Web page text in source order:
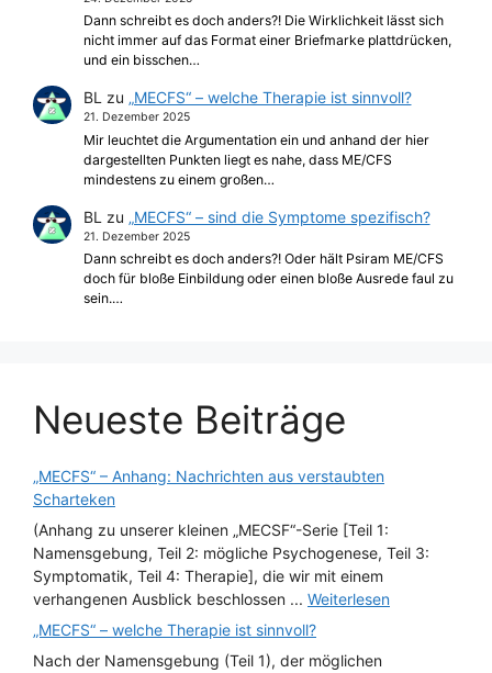
Dann schreibt es doch anders?! Die Wirklichkeit lässt sich
nicht immer auf das Format einer Briefmarke plattdrücken,
und ein bisschen…
BL zu „MECFS“ – welche Therapie ist sinnvoll?
21. Dezember 2025
Mir leuchtet die Argumentation ein und anhand der hier
dargestellten Punkten liegt es nahe, dass ME/CFS
mindestens zu einem großen…
BL zu „MECFS“ – sind die Symptome spezifisch?
21. Dezember 2025
Dann schreibt es doch anders?! Oder hält Psiram ME/CFS
doch für bloße Einbildung oder einen bloße Ausrede faul zu
sein.…
Neueste Beiträge
„MECFS“ – Anhang: Nachrichten aus verstaubten
Scharteken
(Anhang zu unserer kleinen „MECSF“-Serie [Teil 1:
Namensgebung, Teil 2: mögliche Psychogenese, Teil 3:
Symptomatik, Teil 4: Therapie], die wir mit einem
verhangenen Ausblick beschlossen ... Weiterlesen
„MECFS“ – welche Therapie ist sinnvoll?
Nach der Namensgebung (Teil 1), der möglichen